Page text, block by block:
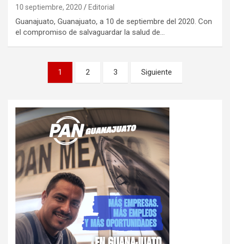
10 septiembre, 2020 Editorial
Guanajuato, Guanajuato, a 10 de septiembre del 2020. Con
el compromiso de salvaguardar la salud de…
Paginación
1 2 3 Siguiente